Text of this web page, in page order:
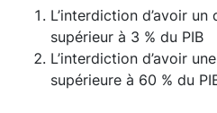
L’interdiction d’avoir
supérieur à 3 % du PIB
L’interdiction d’avoir
supérieure à 60 % du